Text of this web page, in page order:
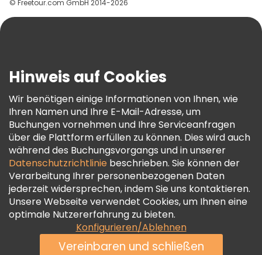
Hilfe
AGB Und Rechtliches
Cookie-Richtlinie
Freetour Auszeichnungen
Treueprogramm
© Freetour.com GmbH 2014-2026
Hinweis auf Cookies
Wir benötigen einige Informationen von Ihnen, wie
Ihren Namen und Ihre E-Mail-Adresse, um
Buchungen vornehmen und Ihre Serviceanfragen
über die Plattform erfüllen zu können. Dies wird auch
während des Buchungsvorgangs und in unserer
Datenschutzrichtlinie beschrieben. Sie können der
Verarbeitung Ihrer personenbezogenen Daten
jederzeit widersprechen, indem Sie uns kontaktieren.
Unsere Webseite verwendet Cookies, um Ihnen eine
optimale Nutzererfahrung zu bieten.
Konfigurieren/Ablehnen
Vereinbaren und schließen